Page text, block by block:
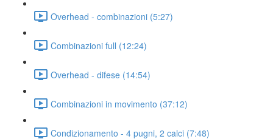
Overhead - combinazioni (5:27)
Combinazioni full (12:24)
Overhead - difese (14:54)
Combinazioni in movimento (37:12)
Condizionamento - 4 pugni, 2 calci (7:48)